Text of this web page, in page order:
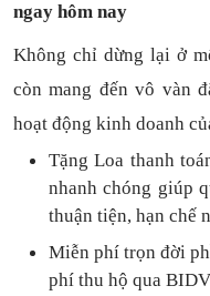
ngay hôm nay
Không chỉ dừng lại ở
còn mang đến vô vàn
hoạt động kinh doanh
Tặng Loa thanh
nhanh chóng giúp
thuận tiện, hạn chế
Miễn phí trọn đời
phí thu hộ qua